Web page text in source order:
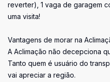
reverter), 1 vaga de garagem
uma visita!
Vantagens de morar na
A Aclimação não decepciona
Tanto quem é usuário do
vai apreciar a região.